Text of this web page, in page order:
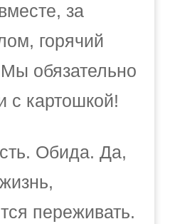
за
горячий
обязательно
с картошкой!
Обида. Да,
переживать.